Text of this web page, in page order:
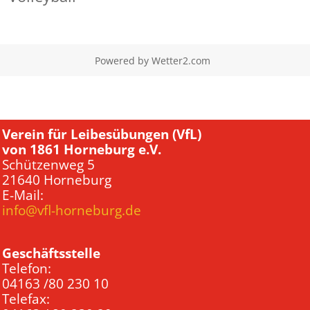
Powered by Wetter2.com
Verein für Leibesübungen (VfL)
von 1861 Horneburg e.V.
Schützenweg 5
21640 Horneburg
E-Mail:
info@vfl-horneburg.de
Geschäftsstelle
Telefon:
04163 /80 230 10
Telefax: